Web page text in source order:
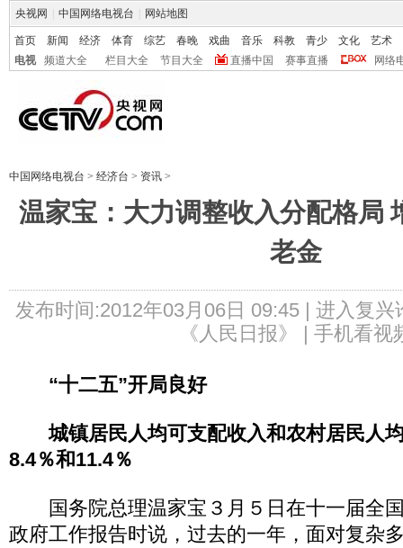
央视网 中国网络电视台 网站地图
首页 新闻 经济 体育 综艺 春晚 戏曲 音乐 科教 青少 文化
艺术
电视
频道大全 栏目大全 节目大全 直播中国 赛事直播 网络
中国网络电视台 > 经济台 > 资讯 >
温家宝：大力调整收入分配格局
老金
发布时间:2012年03月06日 09:45 | 进入复兴
《人民日报》 | 手机看视
“十二五”开局良好
城镇居民人均可支配收入和农村居民人
8.4％和11.4％
国务院总理温家宝３月５日在十一届全
政府工作报告时说，过去的一年，面对复杂